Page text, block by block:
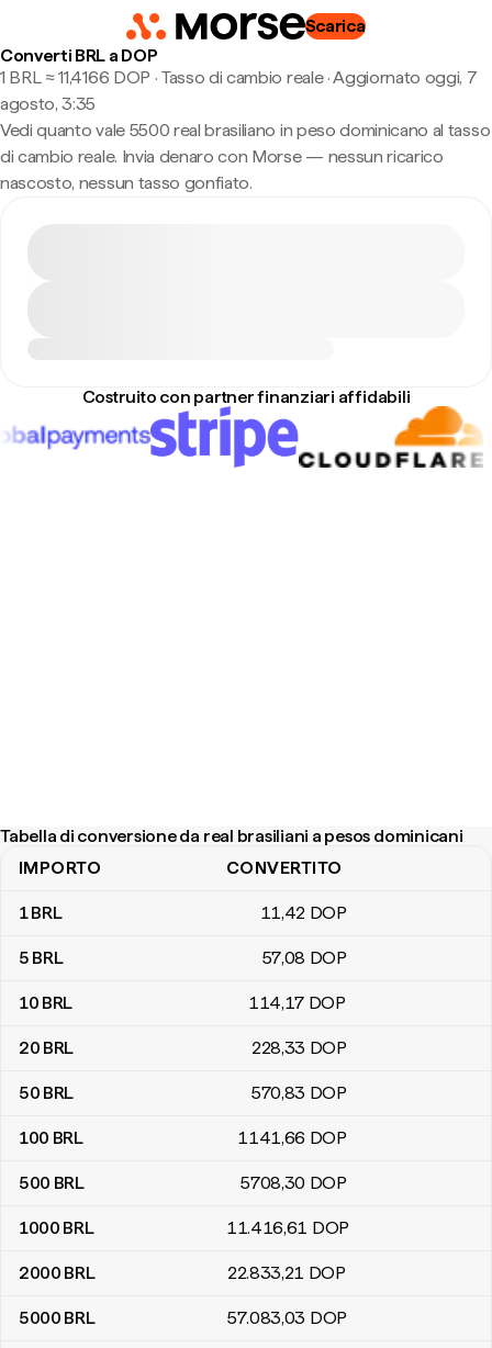
Scarica
Converti BRL a DOP
1 BRL ≈ 11,4166 DOP · Tasso di cambio reale·Aggiornato oggi, 7
agosto, 3:35
Vedi quanto vale 5500 real brasiliano in peso dominicano al tasso
di cambio reale. Invia denaro con Morse — nessun ricarico
nascosto, nessun tasso gonfiato.
Costruito con partner finanziari affidabili
Tabella di conversione da real brasiliani a pesos dominicani
Tabella di conversione da real brasiliani a pesos dominicani
IMPORTO CONVERTITO
1BRL 11,42 DOP
5 BRL 57,08 DOP
10 BRL 114,17 DOP
20 BRL 228,33 DOP
50 BRL 570,83 DOP
100 BRL 1141,66 DOP
500 BRL 5708,30 DOP
1000 BRL 11.416,61 DOP
2000 BRL 22.833,21 DOP
5000 BRL 57.083,03 DOP